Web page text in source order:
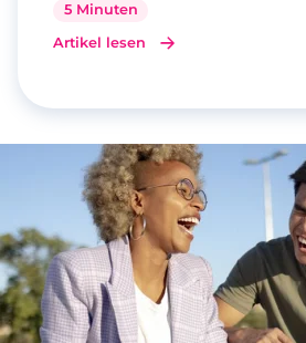
5 Minuten
Artikel lesen